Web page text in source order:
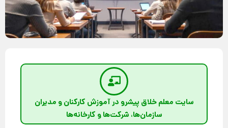
سایت معلم خلاق پیشرو در آموزش کارکنان و مدیران
سازمان‌ها، شرکت‌ها و کارخانه‌ها